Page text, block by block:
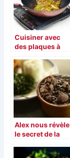
Cuisiner avec
des plaques à
mincir
Alex nous révèle
le secret de la
Asiatiques